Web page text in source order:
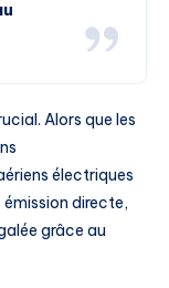
Alors que les
électriques
directe,
grâce au